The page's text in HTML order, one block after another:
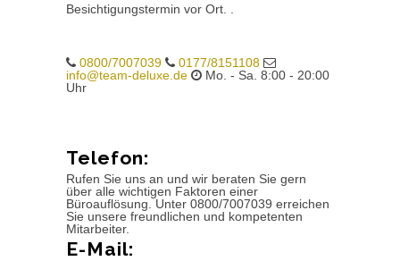
Besichtigungstermin vor Ort. .
0800/7007039
0177/8151108
info@team-deluxe.de
Mo. - Sa. 8:00 - 20:00
Uhr
Telefon:
Rufen Sie uns an und wir beraten Sie gern
über alle wichtigen Faktoren einer
Büroauflösung. Unter 0800/7007039 erreichen
Sie unsere freundlichen und kompetenten
Mitarbeiter.
E-Mail: